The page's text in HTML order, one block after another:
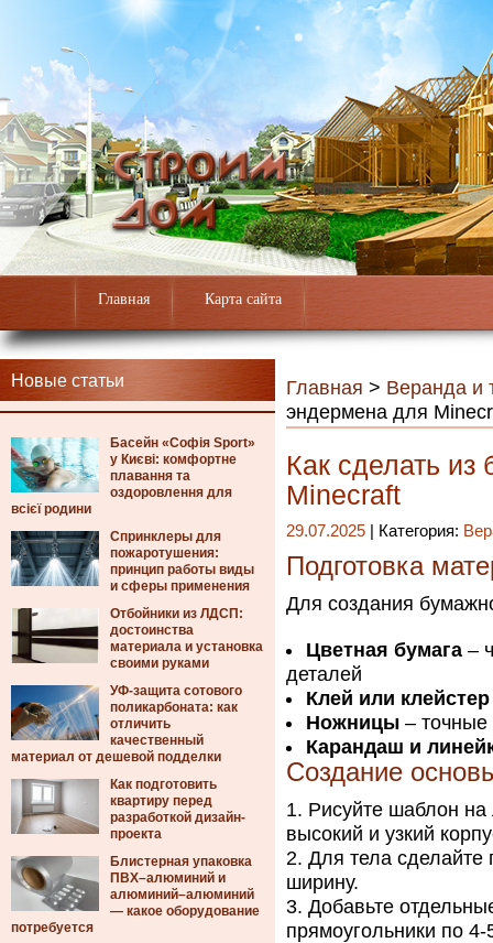
Главная Карта сайта
Новые статьи
Басейн «Софія Sport»
у Києві: комфортне
плавання та
оздоровлення для
всієї родини
Спринклеры для
пожаротушения:
принцип работы виды
и сферы применения
Отбойники из ЛДСП:
достоинства
материала и установка
своими руками
УФ-защита сотового
поликарбоната: как
отличить
качественный
материал от дешевой подделки
Как подготовить
квартиру перед
разработкой дизайн-
проекта
Блистерная упаковка
ПВХ–алюминий и
алюминий–алюминий
— какое оборудование
потребуется
Главная > Веранда и
эндермена для
Как сделать
Minecraft
29.07.2025 | Категория:
Подготовка
Для создания
Цветная бумага –
деталей
Клей или клейстер
Ножницы – точные
Карандаш и
Создание
Рисуйте шаблон на
высокий и узкий
Для тела сделайте
ширину.
Добавьте
прямоугольники по 4-